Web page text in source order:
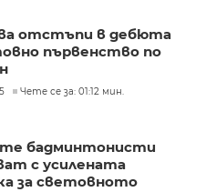
отстъпи в дебюта
първенство по
Чете се за: 01:12 мин.
бадминтонисти
с усилената
за световното